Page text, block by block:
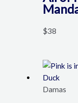
$38
Damas